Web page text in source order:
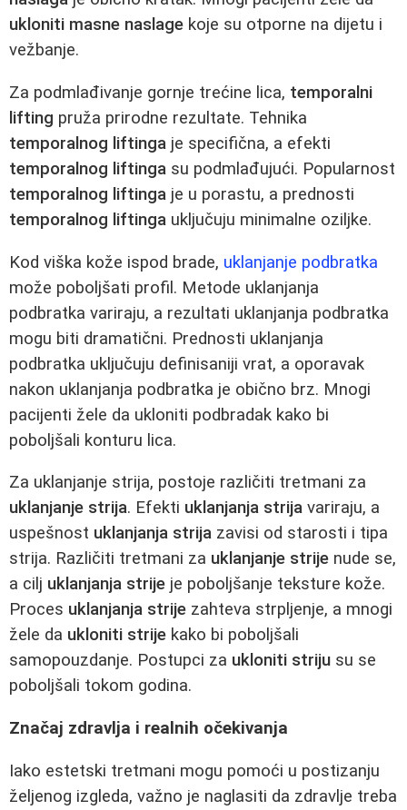
ukloniti masne naslage koje su otporne na dijetu i
vežbanje.
Za podmlađivanje gornje trećine lica, temporalni
lifting pruža prirodne rezultate. Tehnika
temporalnog liftinga je specifična, a efekti
temporalnog liftinga su podmlađujući. Popularnost
temporalnog liftinga je u porastu, a prednosti
temporalnog liftinga uključuju minimalne oziljke.
Kod viška kože ispod brade, uklanjanje podbratka
može poboljšati profil. Metode uklanjanja
podbratka variraju, a rezultati uklanjanja podbratka
mogu biti dramatični. Prednosti uklanjanja
podbratka uključuju definisaniji vrat, a oporavak
nakon uklanjanja podbratka je obično brz. Mnogi
pacijenti žele da ukloniti podbradak kako bi
poboljšali konturu lica.
Za uklanjanje strija, postoje različiti tretmani za
uklanjanje strija. Efekti uklanjanja strija variraju, a
uspešnost uklanjanja strija zavisi od starosti i tipa
strija. Različiti tretmani za uklanjanje strije nude se,
a cilj uklanjanja strije je poboljšanje teksture kože.
Proces uklanjanja strije zahteva strpljenje, a mnogi
žele da ukloniti strije kako bi poboljšali
samopouzdanje. Postupci za ukloniti striju su se
poboljšali tokom godina.
Značaj zdravlja i realnih očekivanja
Iako estetski tretmani mogu pomoći u postizanju
željenog izgleda, važno je naglasiti da zdravlje treba